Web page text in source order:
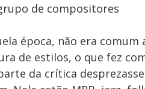
de compositores
época, não era comum
de estilos, o que fez
da crítica